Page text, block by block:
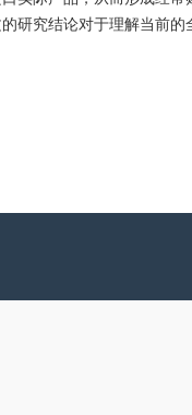
研究结论对于理解当前的